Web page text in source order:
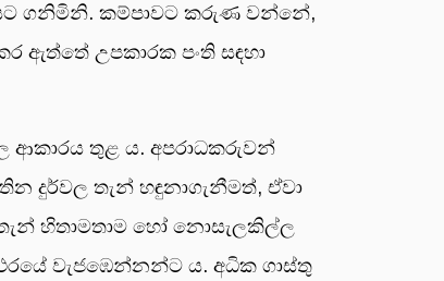
ගනිමිනි. කම්පාවට කරුණ වන්නේ,
ඇත්තේ උපකාරක පංති සඳහා
ආකාරය තුළ ය. අපරාධකරුවන්
දුර්වල තැන් හඳුනාගැනීමත්, ඒවා
හිතාමතාම හෝ නොසැලකිල්ල
වැජඹෙන්නන්ට ය. අධික ගාස්තු